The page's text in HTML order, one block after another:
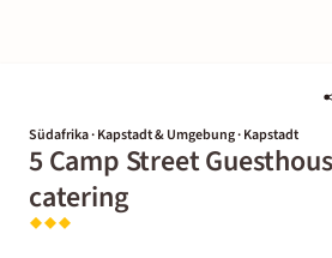
Südafrika · Kapstadt & Umgebung · Kapstadt
5 Camp Street
catering